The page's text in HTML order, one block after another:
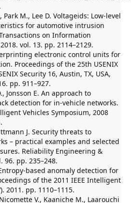
Park M., Lee D. Voltageids: Low-level
for automotive intrusion
on Information
vol. 13. pp. 2114–2129.
electronic control units for
Proceedings of the 25th USENIX
Security 16, Austin, TX, USA,
pp. 911–927.
Jonsson E. An approach to
detection for in-vehicle networks.
Vehicles Symposium, 2008
J. Security threats to
– practical examples and selected
Reliability Engineering &
96. pp. 235–248.
based anomaly detection for
of the 2011 IEEE Intelligent
2011. pp. 1110–1115.
V., Kaaniche M., Laarouchi